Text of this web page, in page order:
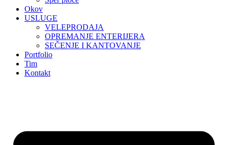
Okov
USLUGE
VELEPRODAJA
OPREMANJE ENTERIJERA
SEČENJE I KANTOVANJE
Portfolio
Tim
Kontakt